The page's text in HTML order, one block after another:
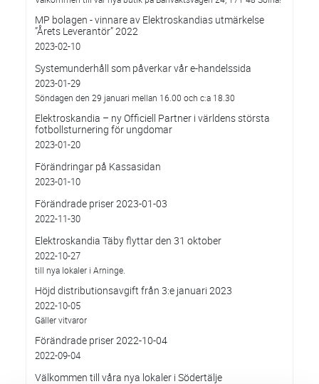
MP bolagen - vinnare av Elektroskandias utmärkelse
”Årets Leverantör” 2022
2023-02-10
Systemunderhåll som påverkar vår e-handelssida
2023-01-29
Söndagen den 29 januari mellan 16.00 och c:a 18.30
Elektroskandia – ny Officiell Partner i världens största
fotbollsturnering för ungdomar
2023-01-20
Förändringar på Kassasidan
2023-01-10
Förändrade priser 2023-01-03
2022-11-30
Elektroskandia Täby flyttar den 31 oktober
2022-10-27
till nya lokaler i Arninge.
Höjd distributionsavgift från 3:e januari 2023
2022-10-05
Gäller vitvaror
Förändrade priser 2022-10-04
2022-09-04
Välkommen till våra nya lokaler i Södertälje